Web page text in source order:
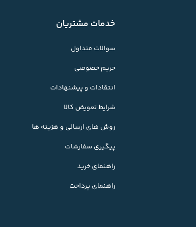
خدمات مشتریان
سوالات متداول
حریم خصوصی
انتقادات و پیشنهادات
شرایط تعویض کالا
روش های ارسالی و هزینه ها
پیگیری سفارشات
راهنمای خرید
راهنمای پرداخت